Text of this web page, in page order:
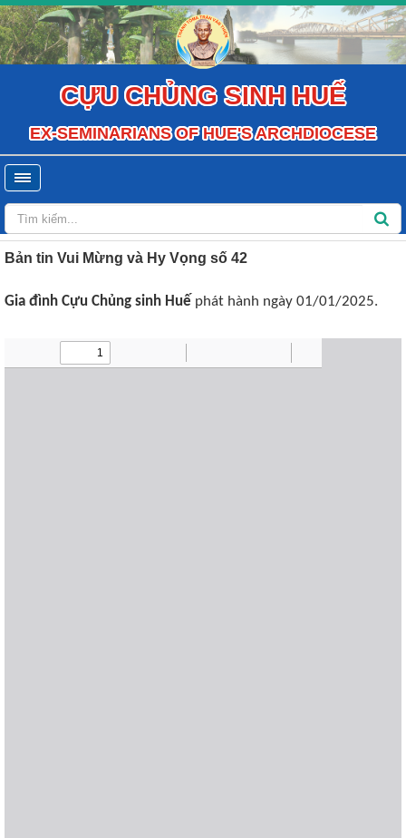
CỰU CHỦNG SINH HUẾ
EX-SEMINARIANS OF HUE'S ARCHDIOCESE
Bản tin Vui Mừng và Hy Vọng số 42
Gia đình Cựu Chủng sinh Huế phát hành ngày 01/01/2025.